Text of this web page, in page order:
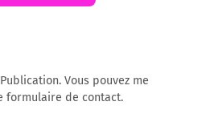
Vous pouvez me
formulaire de contact.